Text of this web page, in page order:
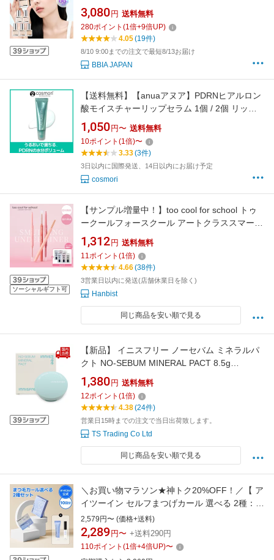
レイヤーカバーフィットファンデーション ベー
ス 密着 シルキー ファンデ セミマット なめらか
メイク仕上がり キメ肌 韓国メイク 韓国コスメ
3,080 円 送料無料
280ポイント (1倍+9倍UP)
4.05(19件)
8/10 9:00までの注文で最短8/13お届け
BBIA JAPAN
【送料無料】【anuaアヌア】PDRNヒアルロン
酸モイスチャーリップセラム 1個 / 2個 リップ
美容液 高保湿リップ 唇用セラム 乾燥対策リッ
プ うるおいケア ハリ感リップ デイリーリップ
ケア ベタつかない
1,050 円〜 送料無料
10ポイント (1倍)〜
3.33(3件)
3日以内に国際発送、14日以内にお届け予定
cosmori
ソーシャルギフト可
【サンプル増量中！】too cool for school トゥ
ークールフォースクール アートクラススマージ
ングアンダーライナー 0.12g 選べるカラー（02
FUZZY/04 MELLOW/05 POSH/06 DUSK/07
HUMMING/08 BUNNY/10 LIKE） 韓国コスメ
【送料無料】【国内発送】
1,312 円 送料無料
11ポイント (1倍)
4.66(38件)
3営業日以内に発送(店舗休業日を除く)
Hanbist
同じ商品を安い順で見る
【新品】 イニスフリー ノーセバム ミネラルパ
クト NO-SEBUM MINERAL PACT 8.5g
INNISFREE パウダー/パクト パクト 【コスメ】
1,380 円 送料無料
12ポイント (1倍)
4.38(24件)
営業日15時までの注文で当日出荷致します。
TS Trading Co Ltd
同じ商品を安い順で見る
＼お買い物マラソン★神トク20%OFF！／【 ア
イツーイン セルフまつげカール 選べる 2種：足
りない道具だけをゲット 】プロ用 美液 カール
グルー アイラッシュセラム エッセンス ロング
まつ毛美容液 まつげ美容液 マツエク ホームエ
2,579円〜 (価格+送料)
2,289 円〜 +送料290円
110ポイント (1倍+4倍UP)〜